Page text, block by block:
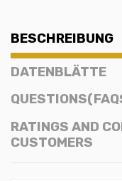
BESCHREIBUNG
DATENBLÄTTE
RATINGS AND
CUSTOMERS